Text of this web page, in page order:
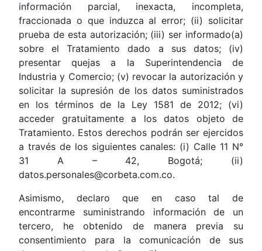
información parcial, inexacta, incompleta,
fraccionada o que induzca al error; (ii) solicitar
prueba de esta autorización; (iii) ser informado(a)
sobre el Tratamiento dado a sus datos; (iv)
presentar quejas a la Superintendencia de
Industria y Comercio; (v) revocar la autorización y
solicitar la supresión de los datos suministrados
en los términos de la Ley 1581 de 2012; (vi)
acceder gratuitamente a los datos objeto de
Tratamiento. Estos derechos podrán ser ejercidos
a través de los siguientes canales: (i) Calle 11 N°
31 A – 42, Bogotá; (ii)
datos.personales@corbeta.com.co.
Asimismo, declaro que en caso tal de
encontrarme suministrando información de un
tercero, he obtenido de manera previa su
consentimiento para la comunicación de sus